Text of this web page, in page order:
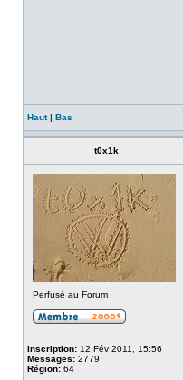
Haut| Bas
t0x1k
Perfusé au Forum
Inscription: 12 Fév 2011, 15:56
Messages: 2779
Région: 64